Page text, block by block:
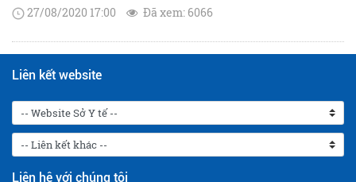
27/08/2020 17:00 Đã xem: 6066
Liên kết website
Liên hệ với chúng tôi